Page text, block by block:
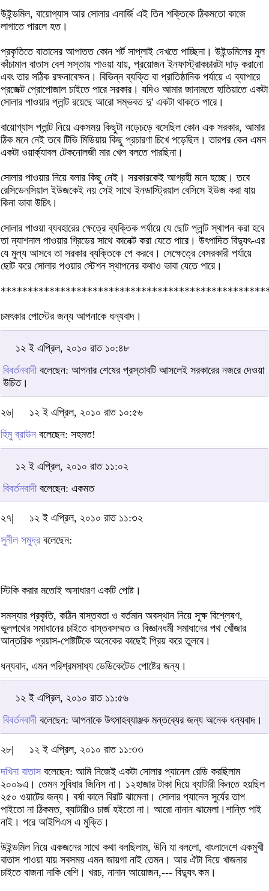
উইন্ডমিল, বায়োগ্যাস আর সোলার এনার্জি এই তিন শক্তিকে ঠিকমতো কাজে
লাগাতে পারলে হত।
প্রকৃতিতে বাতাসের আপাতত কোন শর্ট সাপ্লাই দেখতে পাচ্ছিনা। উইন্ডমিলের মুল
কাঁচামাল বাতাস বেশ সস্তায় পাওয়া যায়, প্রয়োজন ইনফাস্ট্রাকচারটা দাড় করানো
এবং তার সঠিক রক্ষনাবেক্ষন। বিভিন্ন ব্যক্তি বা প্রাতিষ্ঠানিক পর্যায়ে এ ব্যাপারে
প্রজেক্ট প্রোপোজাল চাইতে পারে সরকার। যদিও আমার জানামতে হাতিয়াতে একটা
সোলার পাওয়ার প্লান্ট রয়েছে আরো সম্ভবত দু' একটা থাকতে পারে।
বায়োগ্যাস প্লান্ট নিয়ে একসময় কিছুটা নড়েচড়ে বসেছিল কোন এক সরকার, আমার
ঠিক মনে নেই তবে টিভি মিডিয়ায় কিছু প্রচারণা চিখে পড়েছিল। তারপর কেন এমন
একটা ওয়ার্ক্যাবল টেকনোলজী মার খেল বলতে পারছিনা।
সোলার পাওয়ার নিয়ে বলার কিছু নেই। সরকারকেই আগ্রহী মনে হচ্ছে। তবে
রেসিডেনসিয়াল ইউজকেই নয় সেই সাথে ইনডাস্ট্রিয়াল বেসিসে ইউজ করা যায়
কিনা ভাবা উচিৎ।
সোলার পাওয়া ব্যবহারের ক্ষেত্রে ব্যক্তিক পর্যায়ে যে ছোট প্লান্ট স্থাপন করা হবে
তা ন্যাশনাল পাওয়ার গ্রিডের সাথে কানেক্ট করা যেতে পারে। উৎপাদিত বিদ্যুৎ-এর
যে মুল্য আসবে তা সরকার ব্যক্তিকে পে করবে। সেক্ষেত্রে বেসরকারী পর্যায়ে
ছোট করে সোলার পওয়ার স্টেশন স্থাপনের কথাও ভাবা যেতে পারে।
চমৎকার পোস্টের জন্য আপনাকে ধন্যবাদ।
১২ ই এপ্রিল, ২০১০ রাত ১০:৪৮
বিবর্তনবাদীবলেছেন: আপনার শেষের প্রস্তাবটি আসলেই সরকারের নজরে দেওয়া
উচিত।
২৬|
১২ ই এপ্রিল, ২০১০ রাত ১০:৫৬
হিমু ব্রাউন বলেছেন: সহমত!
১২ ই এপ্রিল, ২০১০ রাত ১১:০২
বিবর্তনবাদীবলেছেন: একমত
২৭|
১২ ই এপ্রিল, ২০১০ রাত ১১:৩২
সুনীল সমুদ্র বলেছেন:
স্টিকি করার মতোই অসাধারণ একটি পোষ্ট।
সমস্যার প্রকৃতি, কঠিন বাস্তবতা ও বর্তমান অবস্থান নিয়ে সূক্ষ বিশ্লেষণ,
ভুলপথের সমাধানের চাইতে বাস্তবসম্মত ও বিজ্ঞানধর্মী সমাধানের পথ খোঁজার
আন্তরিক প্রয়াস-পোষ্টটিকে অনেকের কাছেই প্রিয় করে তুলবে।
ধন্যবাদ, এমন পরিশ্রমসাধ্য ডেডিকেটেড পোষ্টের জন্য।
১২ ই এপ্রিল, ২০১০ রাত ১১:৫৬
বিবর্তনবাদীবলেছেন: আপনাকে উৎসাহব্যাঞ্জক মন্তব্যের জন্য অনেক ধন্যবাদ।
২৮|
১২ ই এপ্রিল, ২০১০ রাত ১১:৩৩
দখিনা বাতাস বলেছেন: আমি নিজেই একটা সোলার প্যানেল রেডি করছিলাম
২০০৯এ। তেমন সুবিধার জিনিস না। ১২হাজার টাকা দিয়ে ব্যাটারী কিনতে হয়ছিল
২৫০ ওয়াটের জন্য। বর্ষা কালে বিরাট ঝামেলা। সোলার প্যানেল সুর্যের তাপ
পাইতো না ঠিকমত, ব্যাটারীও চার্জ হইতো না। আরো নানান ঝামেলা।শান্তি পাই
নাই। পরে আইপিএস এ মুক্তি।
উইন্ডমিল নিয়ে একজনের সাথে কথা বলছিলাম, উনি যা বললো, বাংলাদেশে একমুখী
বাতাস পাওয়া যায় সবসময় এমন জায়গা নাই তেমন। আর ঐটা দিয়ে খাজনার
চাইতে বাজনা নাকি বেশি। খরচ, নানান আয়োজন,--- বিদ্যুৎ কম।